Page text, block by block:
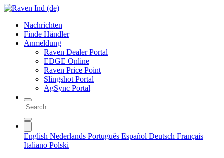
Nachrichten
Finde Händler
Anmeldung
Raven Dealer Portal
EDGE Online
Raven Price Point
Slingshot Portal
AgSync Portal
English Nederlands Português Español Deutsch Français
Italiano Polski